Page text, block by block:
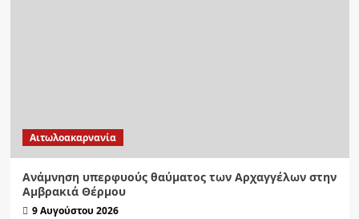
Αιτωλοακαρνανία
Ανάμνηση υπερφυούς θαύματος των Αρχαγγέλων στην
Αμβρακιά Θέρμου
9 Αυγούστου 2026